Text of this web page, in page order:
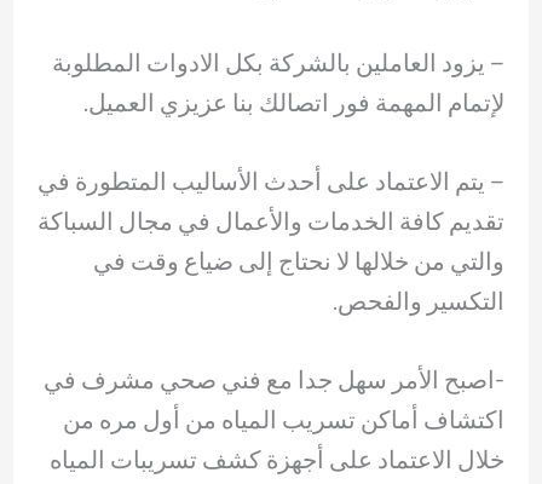
– ‏يزود العاملين بالشركة بكل الادوات المطلوبة
لإتمام المهمة فور اتصالك بنا عزيزي العميل.
– ‏يتم الاعتماد على أحدث الأساليب المتطورة في
تقديم كافة الخدمات والأعمال في مجال السباكة
والتي من خلالها لا نحتاج إلى ضياع وقت في
التكسير والفحص.
-اصبح الأمر سهل جدا مع فني صحي مشرف في
اكتشاف أماكن تسريب المياه من أول مره من
خلال الاعتماد على أجهزة كشف تسريبات المياه